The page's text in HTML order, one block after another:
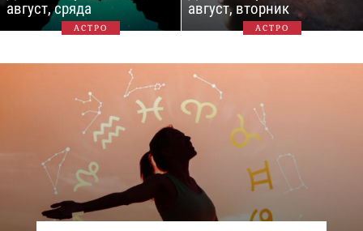
август, сряда
АСТРО
август, вторник
АСТРО